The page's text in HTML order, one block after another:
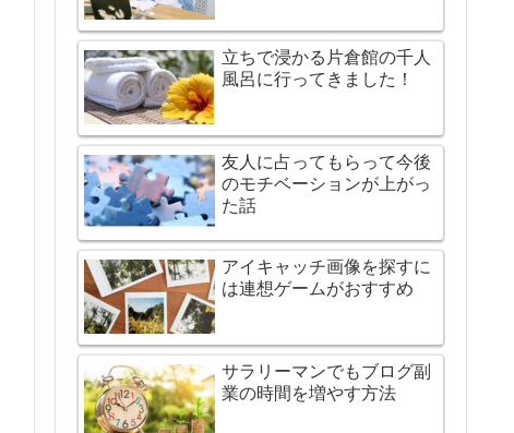
立ちで浸かる片倉館の千人
風呂に行ってきました！
友人に占ってもらって今後
のモチベーションが上がっ
た話
アイキャッチ画像を探すに
は連想ゲームがおすすめ
サラリーマンでもブログ副
業の時間を増やす方法